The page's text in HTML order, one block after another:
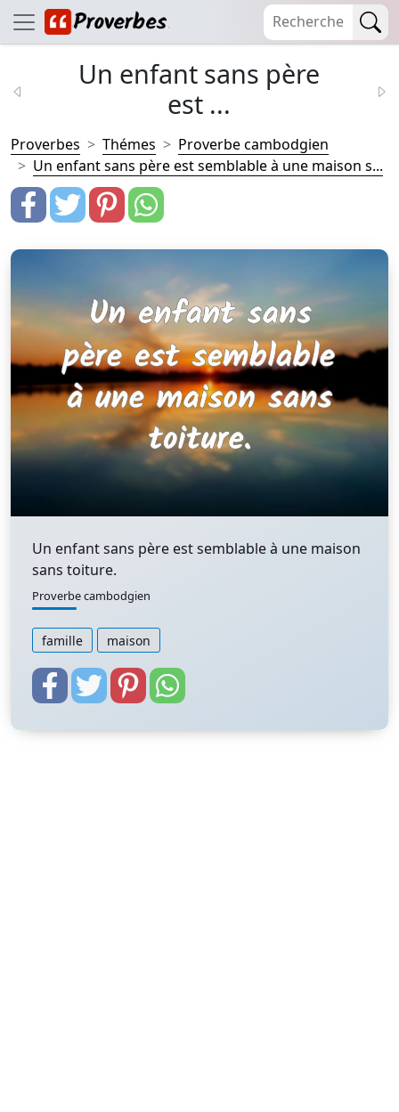
Un enfant sans père
est ...
Proverbes Thémes
Proverbe cambodgien
Un enfant sans père est semblable à une maison s...
Un enfant sans père est semblable à une maison
sans toiture.
Proverbe cambodgien
famille maison